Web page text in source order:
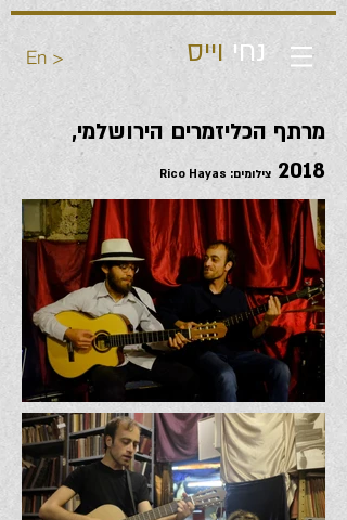
En > נחי וייס
מרתף הכליזמרים הירושלמי,
2018 צילומים: Rico Hayas